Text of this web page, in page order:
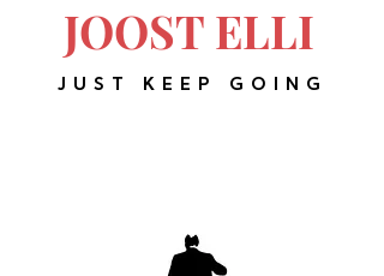
JOOST ELLI
JUST KEEP GOING